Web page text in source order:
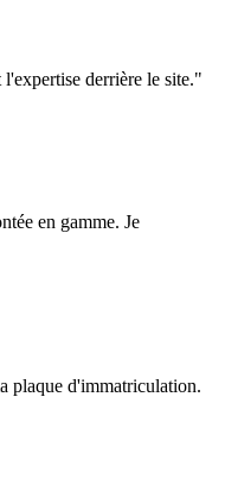
derrière le site."
en gamme. Je
plaque d'immatriculation.